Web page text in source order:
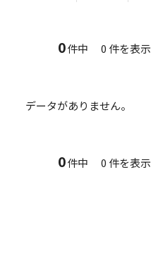
0件中 0 件を表示
データがありません。
0件中 0 件を表示